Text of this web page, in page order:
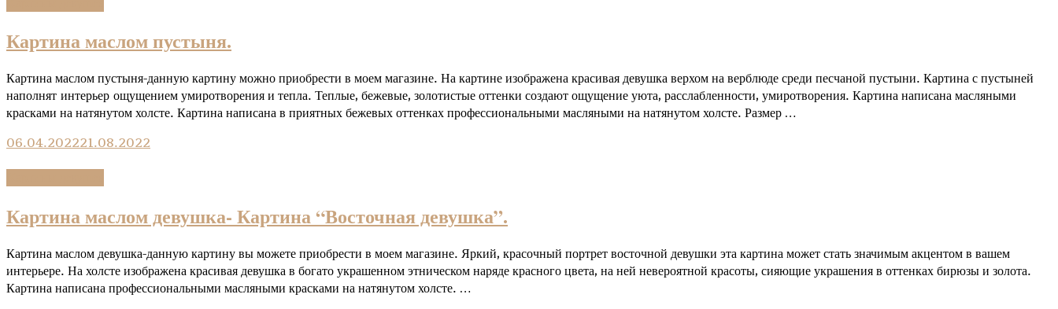
Картина маслом пустыня.
Картина маслом пустыня-данную картину можно приобрести в моем магазине. На картине изображена красивая девушка верхом на верблюде среди песчаной пустыни. Картина с пустыней
наполнят интерьер ощущением умиротворения и тепла. Теплые, бежевые, золотистые оттенки создают ощущение уюта, расслабленности, умиротворения. Картина написана масляными
красками на натянутом холсте. Картина написана в приятных бежевых оттенках профессиональными масляными на натянутом холсте. Размер …
06.04.202221.08.2022
Картина маслом девушка- Картина “Восточная девушка”.
Картина маслом девушка-данную картину вы можете приобрести в моем магазине. Яркий, красочный портрет восточной девушки эта картина может стать значимым акцентом в вашем
интерьере. На холсте изображена красивая девушка в богато украшенном этническом наряде красного цвета, на ней невероятной красоты, сияющие украшения в оттенках бирюзы и золота.
Картина написана профессиональными масляными красками на натянутом холсте. …